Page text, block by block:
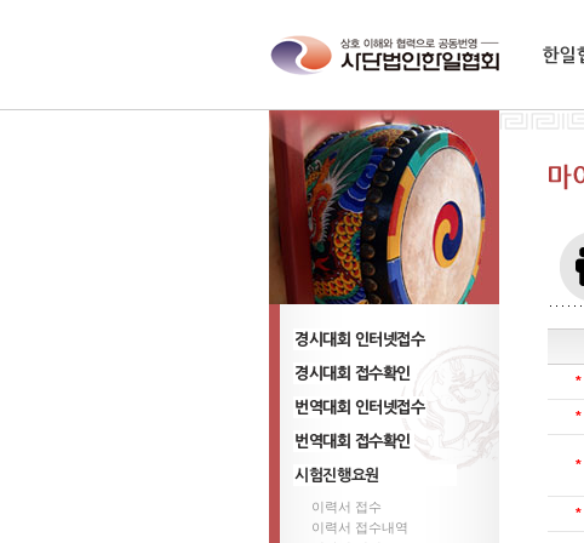
경기대회 참가신청
경시대회 신청 ,변경
번역대회 참가신청
번역대회 신청 ,변경
시험진행요원
이력서 접수
이력서 접수내역
*
*
*
*